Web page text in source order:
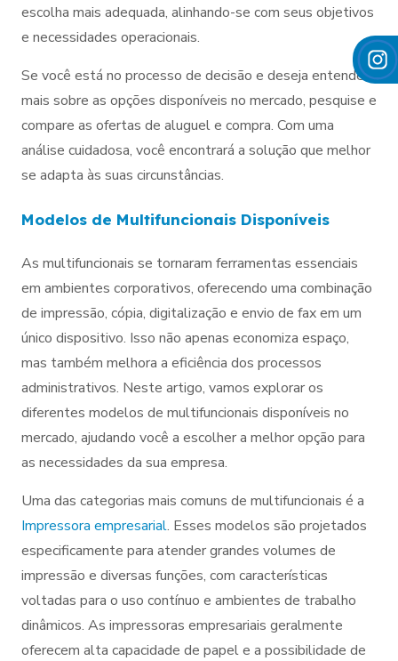
escolha mais adequada, alinhando-se com seus objetivos
e necessidades operacionais.
Se você está no processo de decisão e deseja entender
mais sobre as opções disponíveis no mercado, pesquise e
compare as ofertas de aluguel e compra. Com uma
análise cuidadosa, você encontrará a solução que melhor
se adapta às suas circunstâncias.
Modelos de Multifuncionais Disponíveis
As multifuncionais se tornaram ferramentas essenciais
em ambientes corporativos, oferecendo uma combinação
de impressão, cópia, digitalização e envio de fax em um
único dispositivo. Isso não apenas economiza espaço,
mas também melhora a eficiência dos processos
administrativos. Neste artigo, vamos explorar os
diferentes modelos de multifuncionais disponíveis no
mercado, ajudando você a escolher a melhor opção para
as necessidades da sua empresa.
Uma das categorias mais comuns de multifuncionais é a
Impressora empresarial. Esses modelos são projetados
especificamente para atender grandes volumes de
impressão e diversas funções, com características
voltadas para o uso contínuo e ambientes de trabalho
dinâmicos. As impressoras empresariais geralmente
oferecem alta capacidade de papel e a possibilidade de